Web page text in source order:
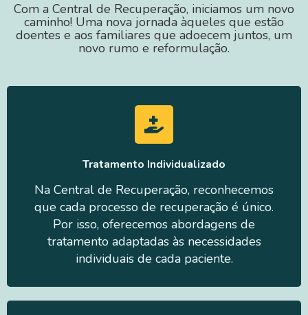
Com a Central de Recuperação, iniciamos um novo
caminho! Uma nova jornada àqueles que estão
doentes e aos familiares que adoecem juntos, um
novo rumo e reformulação.
Tratamento Individualizado
Na Central de Recuperação, reconhecemos
que cada processo de recuperação é único.
Por isso, oferecemos abordagens de
tratamento adaptadas às necessidades
individuais de cada paciente.